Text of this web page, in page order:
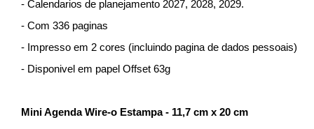
- Calendarios de planejamento 2027, 2028, 2029.
- Com 336 paginas
- Impresso em 2 cores (incluindo pagina de dados pessoais)
- Disponivel em papel Offset 63g
Mini Agenda Wire-o Estampa - 11,7 cm x 20 cm